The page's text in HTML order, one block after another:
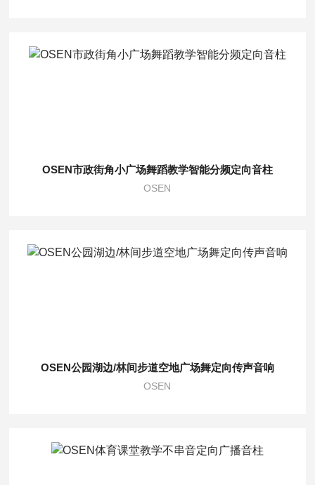
OSEN市政街角小广场舞蹈教学智能分频定向音柱
OSEN
OSEN公园湖边/林间步道空地广场舞定向传声音响
OSEN